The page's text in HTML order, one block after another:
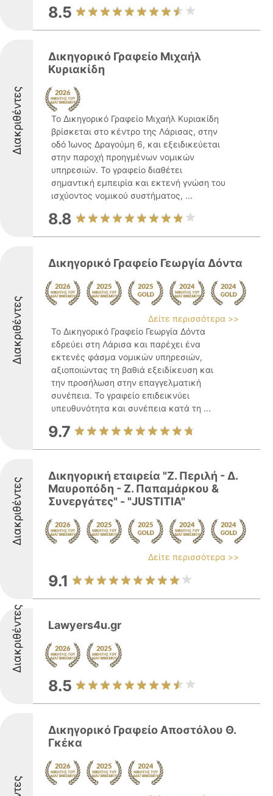
8.5
Διακριθέντες
Δικηγορικό Γραφείο Μιχαήλ
Κυριακίδη
Το Δικηγορικό Γραφείο Μιχαήλ Κυριακίδη
βρίσκεται στο κέντρο της Λάρισας, στην
οδό Ίωνος Δραγούμη 6, και εξειδικεύεται
στην παροχή προηγμένων νομικών
υπηρεσιών. Το γραφείο διαθέτει
σημαντική εμπειρία και εκτενή γνώση του
ισχύοντος νομικού συστήματος, ...
8.8
Διακριθέντες
Δικηγορικό Γραφείο Γεωργία Δόντα
Δείτε περισσότερα >>
Το Δικηγορικό Γραφείο Γεωργία Δόντα
εδρεύει στη Λάρισα και παρέχει ένα
εκτενές φάσμα νομικών υπηρεσιών,
αξιοποιώντας τη βαθιά εξειδίκευση και
την προσήλωση στην επαγγελματική
συνέπεια. Το γραφείο επιδεικνύει
υπευθυνότητα και συνέπεια κατά τη ...
9.7
Διακριθέντες
Δικηγορική εταιρεία "Ζ. Περιλή - Δ.
Μαυροπόδη - Ζ. Παπαμάρκου &
Συνεργάτες" - "JUSTITIA"
Δείτε περισσότερα >>
9.1
Διακριθέντες Lawyers4u.gr
8.5
Δικηγορικό Γραφείο Αποστόλου Θ.
Γκέκα